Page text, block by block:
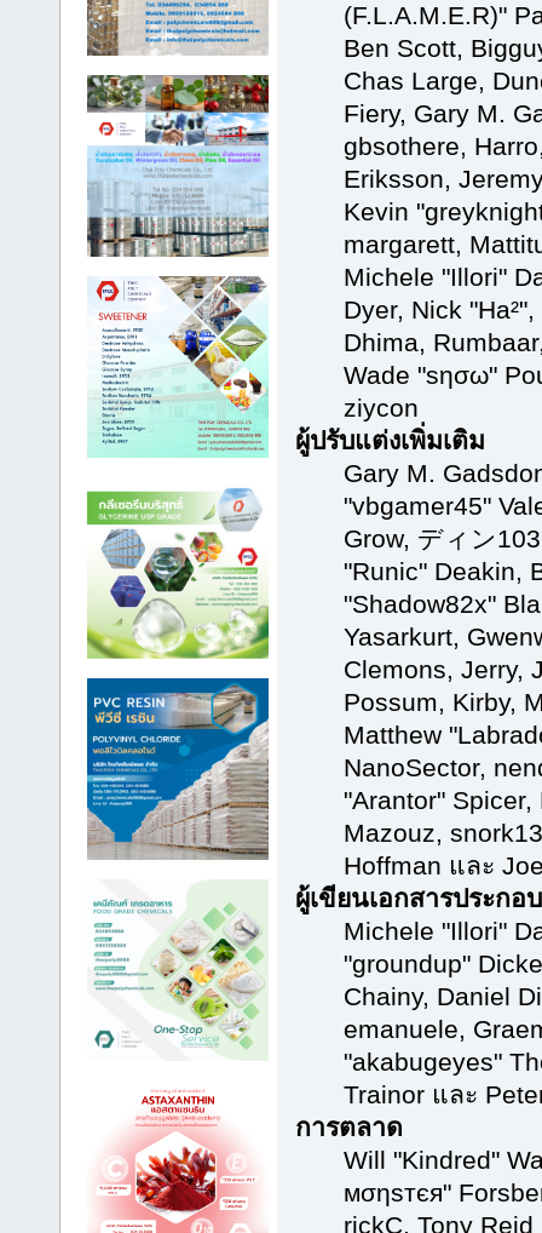
(F.L.A.M.E.R)"
Ben Scott,
Chas Large,
Fiery, Gary M.
gbsothere,
Eriksson,
Kevin
margarett,
Michele "Illori"
Dyer, Nick
Dhima,
Wade "sησω"
ziycon
ผู้ปรับแต่งเพิ่มเติม
Gary M.
"vbgamer45"
Grow, ディン
"Runic" Deakin,
"Shadow82x"
Yasarkurt,
Clemons, Jerry,
Possum, Kirby,
Matthew
NanoSector,
"Arantor"
Mazouz,
Hoffman และ
ผู้เขียนเอกสารประกอบ
Michele "Illori"
"groundup"
Chainy, Daniel
emanuele,
"akabugeyes"
Trainor และ
การตลาด
Will "Kindred"
мσηѕтєя"
rickC, Tony